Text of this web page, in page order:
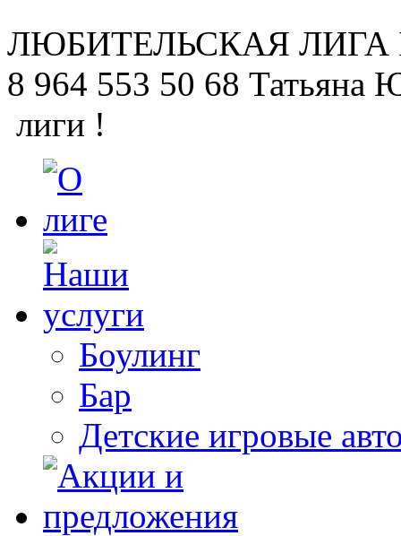
ЛЮБИТЕЛЬСКАЯ ЛИГА
8 964 553 50 68 Татьяна
лиги !
Боулинг
Бар
Детские игровые